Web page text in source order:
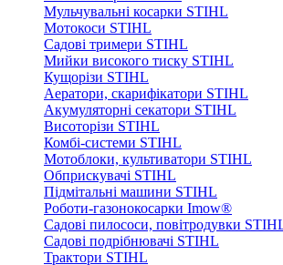
Мульчувальні косарки STIHL
Мотокоси STIHL
Садові тримери STIHL
Мийки високого тиску STIHL
Кущорізи STIHL
Аератори, скарифікатори STIHL
Акумуляторні секатори STIHL
Висоторізи STIHL
Комбі-системи STIHL
Мотоблоки, культиватори STIHL
Обприскувачі STIHL
Підмітальні машини STIHL
Роботи-газонокосарки Imow®
Садові пилососи, повітродувки
Садові подрібнювачі STIHL
Трактори STIHL